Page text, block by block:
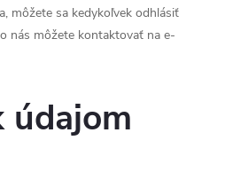
môžete sa kedykoľvek odhlásiť
nás môžete kontaktovať na e-
údajom